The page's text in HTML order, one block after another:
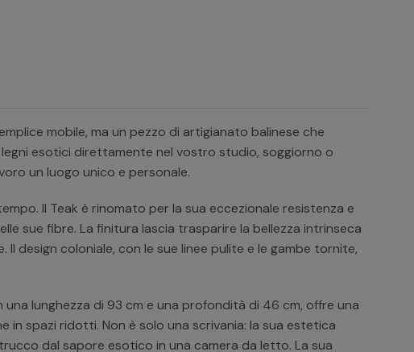
mobile, ma un pezzo di artigianato balinese che
esotici direttamente nel vostro studio, soggiorno o
un luogo unico e personale.
Il Teak è rinomato per la sua eccezionale resistenza e
sue fibre. La finitura lascia trasparire la bellezza intrinseca
design coloniale, con le sue linee pulite e le gambe tornite,
lunghezza di 93 cm e una profondità di 46 cm, offre una
spazi ridotti. Non è solo una scrivania: la sua estetica
dal sapore esotico in una camera da letto. La sua